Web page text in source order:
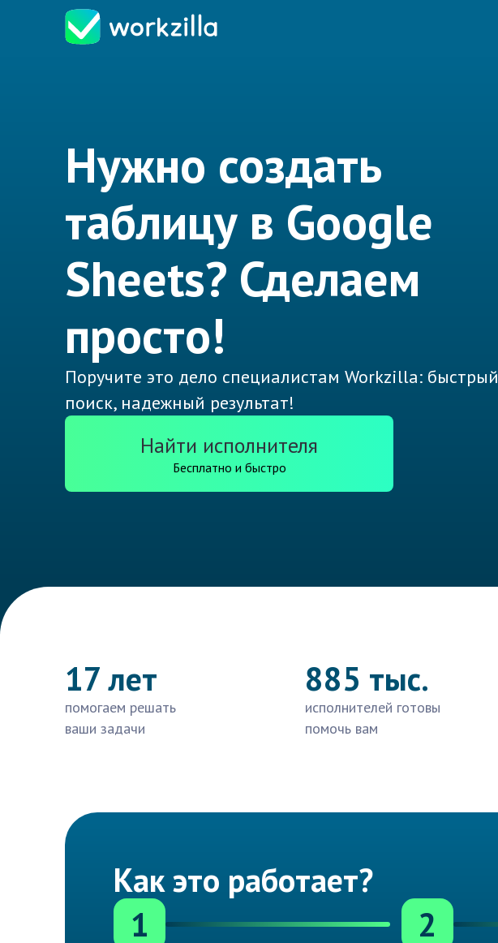
Нужно создать
таблицу в Google
Sheets? Сделаем
просто!
Поручите это дело специалистам Workzilla: быстрый
поиск, надежный результат!
Найти исполнителя
Бесплатно и быстро
17 лет
помогаем решать
ваши задачи
885 тыс.
исполнителей готовы
помочь вам
Как это работает?
1
2